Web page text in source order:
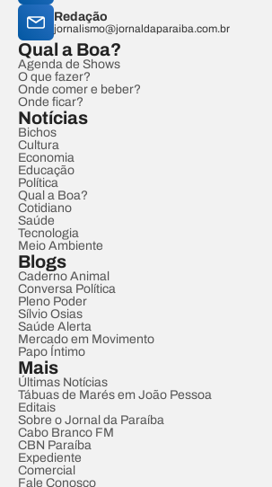
Redação
jornalismo@jornaldaparaiba.com.br
Qual a Boa?
Agenda de Shows
O que fazer?
Onde comer e beber?
Onde ficar?
Notícias
Bichos
Cultura
Economia
Educação
Política
Qual a Boa?
Cotidiano
Saúde
Tecnologia
Meio Ambiente
Blogs
Caderno Animal
Conversa Política
Pleno Poder
Sílvio Osias
Saúde Alerta
Mercado em Movimento
Papo Íntimo
Mais
Últimas Notícias
Tábuas de Marés em João Pessoa
Editais
Sobre o Jornal da Paraíba
Cabo Branco FM
CBN Paraíba
Expediente
Comercial
Fale Conosco